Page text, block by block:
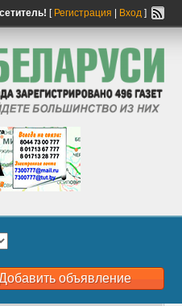
[ Регистрация Вход]
объявление